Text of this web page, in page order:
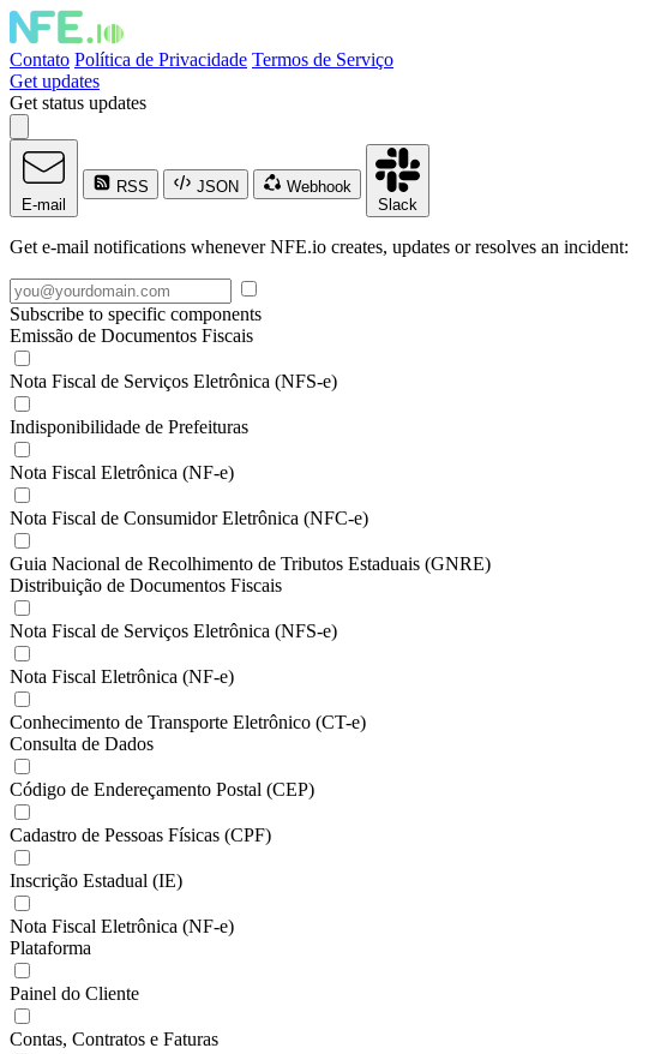
Contato Política de Privacidade Termos de Serviço
Get updates
Get status updates
E-mail
RSS JSON
Webhook
Slack
Get e-mail notifications whenever NFE.io creates, updates or resolves an incident:
Subscribe to specific components
Emissão de Documentos Fiscais
Nota Fiscal de Serviços Eletrônica (NFS-e)
Indisponibilidade de Prefeituras
Nota Fiscal Eletrônica (NF-e)
Nota Fiscal de Consumidor Eletrônica (NFC-e)
Guia Nacional de Recolhimento de Tributos Estaduais (GNRE)
Distribuição de Documentos Fiscais
Nota Fiscal de Serviços Eletrônica (NFS-e)
Nota Fiscal Eletrônica (NF-e)
Conhecimento de Transporte Eletrônico (CT-e)
Consulta de Dados
Código de Endereçamento Postal (CEP)
Cadastro de Pessoas Físicas (CPF)
Inscrição Estadual (IE)
Nota Fiscal Eletrônica (NF-e)
Plataforma
Painel do Cliente
Contas, Contratos e Faturas